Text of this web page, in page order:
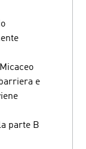
e
parte B